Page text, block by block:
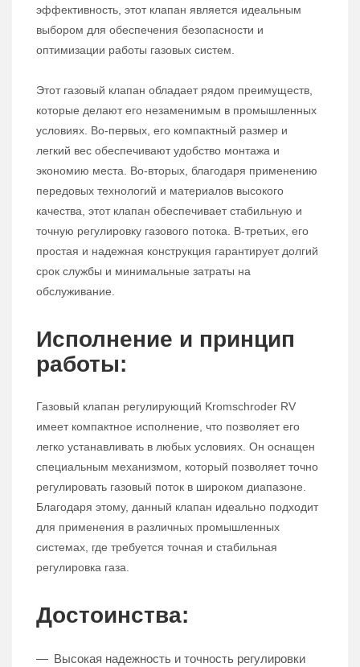
эффективность, этот клапан является идеальным
выбором для обеспечения безопасности и
оптимизации работы газовых систем.
Этот газовый клапан обладает рядом преимуществ,
которые делают его незаменимым в промышленных
условиях. Во-первых, его компактный размер и
легкий вес обеспечивают удобство монтажа и
экономию места. Во-вторых, благодаря применению
передовых технологий и материалов высокого
качества, этот клапан обеспечивает стабильную и
точную регулировку газового потока. В-третьих, его
простая и надежная конструкция гарантирует долгий
срок службы и минимальные затраты на
обслуживание.
Исполнение и принцип
работы:
Газовый клапан регулирующий Kromschroder RV
имеет компактное исполнение, что позволяет его
легко устанавливать в любых условиях. Он оснащен
специальным механизмом, который позволяет точно
регулировать газовый поток в широком диапазоне.
Благодаря этому, данный клапан идеально подходит
для применения в различных промышленных
системах, где требуется точная и стабильная
регулировка газа.
Достоинства:
Высокая надежность и точность регулировки